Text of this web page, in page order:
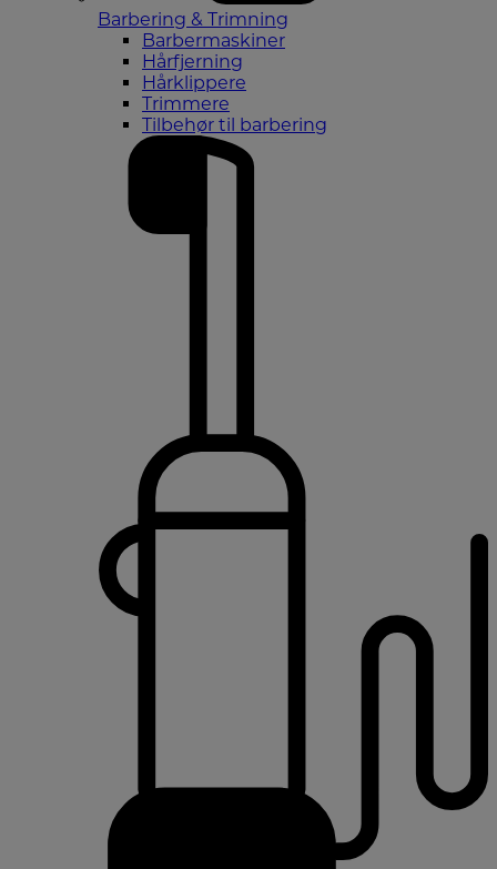
Barbering & Trimning
Barbermaskiner
Hårfjerning
Hårklippere
Trimmere
Tilbehør til barbering